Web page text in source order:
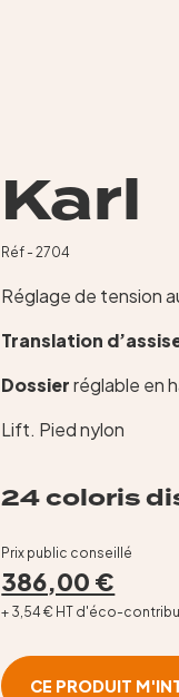
Karl
Réf - 2704
Réglage de tension
Translation
Dossierréglable en
Lift. Pied nylon
24 coloris
Prix public conseillé
386,00 €
+ 3,54 € HT d'éco-
CE PRODUIT